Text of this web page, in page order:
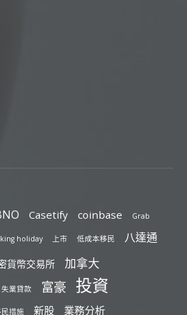
Casetify coinbase Grab
holiday 上市 低成本移民 八達通
貨幣交易所 加拿大
失業貸款 富豪 投資
措施 新股 業務分析